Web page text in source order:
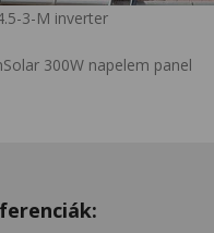
3-M inverter
300W napelem panel